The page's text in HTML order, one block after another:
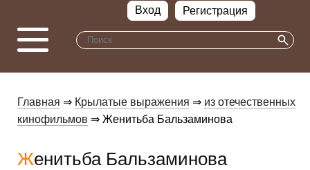
Вход Регистрация
Главная ⇒ Крылатые выражения ⇒ из отечественных
кинофильмов ⇒ Женитьба Бальзаминова
Женитьба Бальзаминова